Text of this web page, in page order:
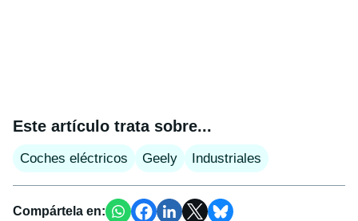
Este artículo trata sobre...
Coches eléctricos Geely Industriales
Compártela en: